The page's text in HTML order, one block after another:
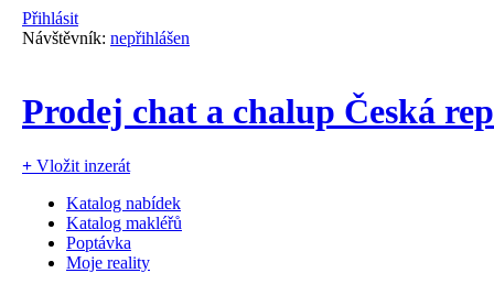
Přihlásit
Návštěvník: nepřihlášen
Prodej chat a chalup Česká
+ Vložit inzerát
Katalog nabídek
Katalog makléřů
Poptávka
Moje reality